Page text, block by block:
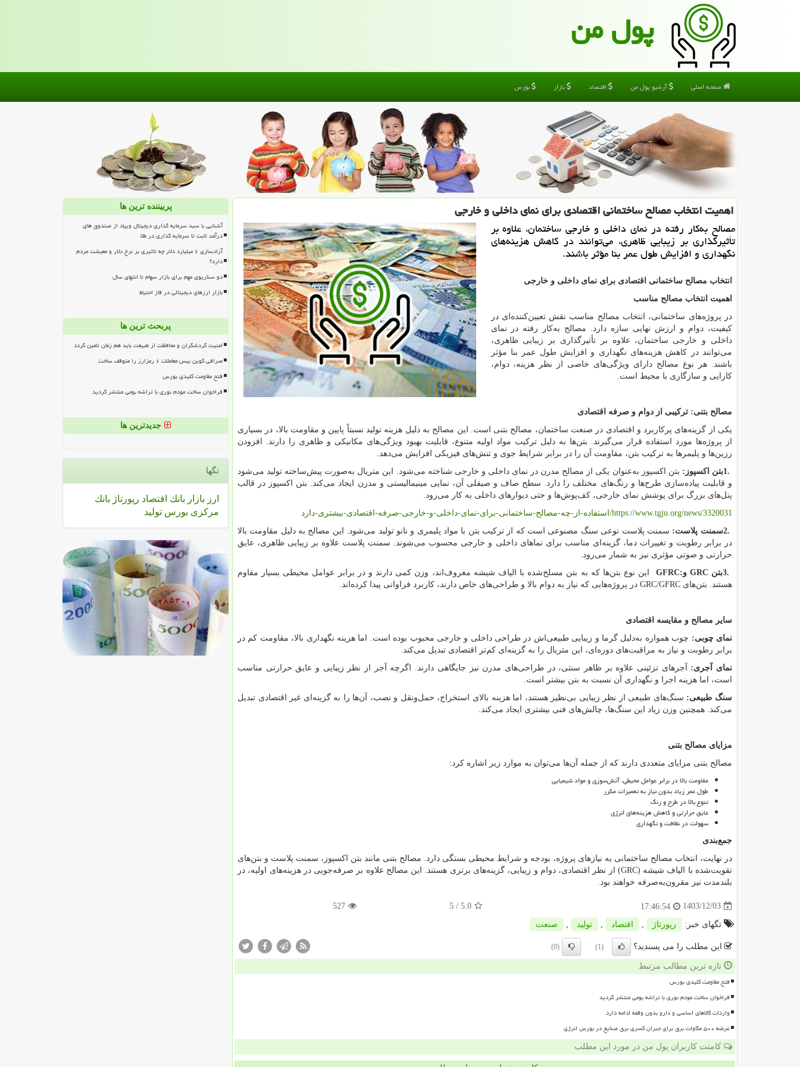
پول من
صفحه اصلی آرشیو پول من اقتصاد بازار بورس
اهمیت انتخاب مصالح ساختمانی اقتصادی برای نمای داخلی و خارجی
مصالح به‌کار رفته در نمای داخلی و خارجی ساختمان، علاوه بر
تأثیرگذاری بر زیبایی ظاهری، می‌توانند در کاهش هزینه‌های
نگهداری و افزایش طول عمر بنا مؤثر باشند.
انتخاب مصالح ساختمانی اقتصادی برای نمای داخلی و خارجی
اهمیت انتخاب مصالح مناسب
در پروژه‌های ساختمانی، انتخاب مصالح مناسب نقش تعیین‌کننده‌ای در
کیفیت، دوام و ارزش نهایی سازه دارد. مصالح به‌کار رفته در نمای
داخلی و خارجی ساختمان، علاوه بر تأثیرگذاری بر زیبایی ظاهری،
می‌توانند در کاهش هزینه‌های نگهداری و افزایش طول عمر بنا مؤثر
باشند. هر نوع مصالح دارای ویژگی‌های خاصی از نظر هزینه، دوام،
کارایی و سازگاری با محیط است.
مصالح بتنی: ترکیبی از دوام و صرفه اقتصادی
یکی از گزینه‌های پرکاربرد و اقتصادی در صنعت ساختمان، مصالح بتنی است. این مصالح به دلیل هزینه تولید نسبتاً پایین و مقاومت بالا، در بسیاری
از پروژه‌ها مورد استفاده قرار می‌گیرند. بتن‌ها به دلیل ترکیب مواد اولیه متنوع، قابلیت بهبود ویژگی‌های مکانیکی و ظاهری را دارند. افزودن
رزین‌ها و پلیمرها به ترکیب بتن، مقاومت آن را در برابر شرایط جوی و تنش‌های فیزیکی افزایش می‌دهد.
1.بتن اکسپوز : بتن اکسپوز به‌عنوان یکی از مصالح مدرن در نمای داخلی و خارجی شناخته می‌شود. این متریال به‌صورت پیش‌ساخته تولید می‌شود
و قابلیت پیاده‌سازی طرح‌ها و رنگ‌های مختلف را دارد. سطح صاف و صیقلی آن، نمایی مینیمالیستی و مدرن ایجاد می‌کند. بتن اکسپوز در قالب
پنل‌های بزرگ برای پوشش نمای خارجی، کف‌پوش‌ها و حتی دیوارهای داخلی به کار می‌رود.
https://www.tgju.org/news/3320031/استفاده-از-چه-مصالح-ساختمانی-برای-نمای-داخلی-و-خارجی-صرفه-اقتصادی-بیشتری-دارد
2.سمنت پلاست: سمنت پلاست نوعی سنگ مصنوعی است که از ترکیب بتن با مواد پلیمری و نانو تولید می‌شود. این مصالح به دلیل مقاومت بالا
در برابر رطوبت و تغییرات دما، گزینه‌ای مناسب برای نماهای داخلی و خارجی محسوب می‌شوند. سمنت پلاست علاوه بر زیبایی ظاهری، عایق
حرارتی و صوتی مؤثری نیز به شمار می‌رود.
3.بتن GRCوGFRC:
این نوع بتن‌ها که به بتن مسلح‌شده با الیاف شیشه معروف‌اند، وزن کمی دارند و در برابر عوامل محیطی بسیار مقاوم
هستند. بتن‌های GRC/GFRC در پروژه‌هایی که نیاز به دوام بالا و طراحی‌های خاص دارند، کاربرد فراوانی پیدا کرده‌اند.
سایر مصالح و مقایسه اقتصادی
نمای چوبی: چوب همواره به‌دلیل گرما و زیبایی طبیعی‌اش در طراحی داخلی و خارجی محبوب بوده است. اما هزینه نگهداری بالا، مقاومت کم در
برابر رطوبت و نیاز به مراقبت‌های دوره‌ای، این متریال را به گزینه‌ای کم‌تر اقتصادی تبدیل می‌کند.
نمای آجری: آجرهای تزئینی علاوه بر ظاهر سنتی، در طراحی‌های مدرن نیز جایگاهی دارند. اگرچه آجر از نظر زیبایی و عایق حرارتی مناسب
است، اما هزینه اجرا و نگهداری آن نسبت به بتن بیشتر است.
سنگ طبیعی: سنگ‌های طبیعی از نظر زیبایی بی‌نظیر هستند، اما هزینه بالای استخراج، حمل‌ونقل و نصب، آن‌ها را به گزینه‌ای غیر اقتصادی تبدیل
می‌کند. همچنین وزن زیاد این سنگ‌ها، چالش‌های فنی بیشتری ایجاد می‌کند.
مزایای مصالح بتنی
مصالح بتنی مزایای متعددی دارند که از جمله آن‌ها می‌توان به موارد زیر اشاره کرد:
مقاومت بالا در برابر عوامل محیطی، آتش‌سوزی و مواد شیمیایی
طول عمر زیاد بدون نیاز به تعمیرات مکرر
تنوع بالا در طرح و رنگ
عایق حرارتی و کاهش هزینه‌های انرژی
سهولت در نظافت و نگهداری
جمع‌بندی
در نهایت، انتخاب مصالح ساختمانی به نیازهای پروژه، بودجه و شرایط محیطی بستگی دارد. مصالح بتنی مانند بتن اکسپوز، سمنت پلاست و بتن‌های
تقویت‌شده با الیاف شیشه (GRC) از نظر اقتصادی، دوام و زیبایی، گزینه‌های برتری هستند. این مصالح علاوه بر صرفه‌جویی در هزینه‌های اولیه، در
بلندمدت نیز مقرون‌به‌صرفه خواهند بود.
1403/12/03
17:46:54
5.0
/ 5
527
تگهای خبر: رپورتاژ اقتصاد تولید صنعت
این مطلب را می پسندید؟ (1)
(0)
تازه ترین مطالب مرتبط
فتح مقاومت کلیدی بورس
فراخوان ساخت مودم نوری با تراشه بومی منتشر گردید
واردات کالاهای اساسی و دارو بدون وقفه ادامه دارد
عرضه ۵۰۰ مگاوات برق برای جبران کسری برق صنایع در بورس انرژی
کامنت کاربران پول من در مورد این مطلب
پربیننده ترین ها
آشنایی با سبد سرمایه گذاری دیجیتال ویپاد از صندوق های
درآمد ثابت تا سرمایه گذاری در طلا
آزادسازی ۶ میلیارد دلار چه تاثیری بر نرخ دلار و معیشت مردم
دارد؟
دو سناریوی مهم برای بازار سهام تا انتهای سال
بازار ارزهای دیجیتالی در فاز احتیاط
پربحث ترین ها
امنیت گردشگران و محافظت از طبیعت باید هم زمان تامین گردد
صرافی کوین بیس معاملات ۶ رمزارز را متوقف ساخت
فتح مقاومت کلیدی بورس
فراخوان ساخت مودم نوری با تراشه بومی منتشر گردید
جدیدترین ها
تگها
ارز بازار بانك اقتصاد رپورتاژ بانك
مركزی بورس تولید